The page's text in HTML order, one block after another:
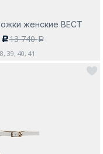
женские ВЕСТ
c13 740a
39, 40, 41